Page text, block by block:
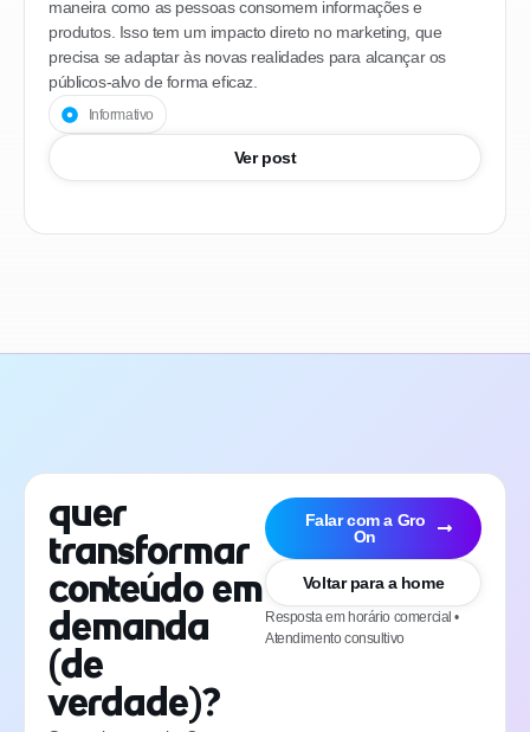
maneira como as pessoas consomem informações e
produtos. Isso tem um impacto direto no marketing, que
precisa se adaptar às novas realidades para alcançar os
públicos-alvo de forma eficaz.
Informativo
Ver post
Quer
transformar
conteúdo em
demanda
(de
verdade)?
Falar com a Gro
On
Voltar para a home
Resposta em horário comercial •
Atendimento consultivo